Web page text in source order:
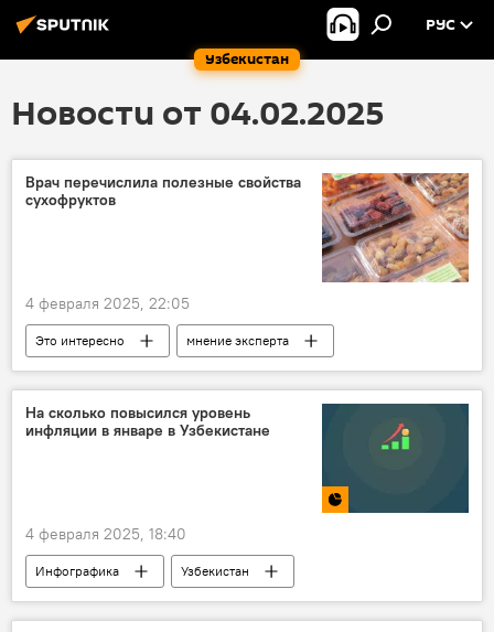
Узбекистан
РУС
Новости от 04.02.2025
Врач перечислила полезные свойства
сухофруктов
4 февраля 2025, 22:05
Это интересно
мнение эксперта
Сухофрукты
здоровье
На сколько повысился уровень
инфляции в январе в Узбекистане
4 февраля 2025, 18:40
Инфографика
Узбекистан
инфляция